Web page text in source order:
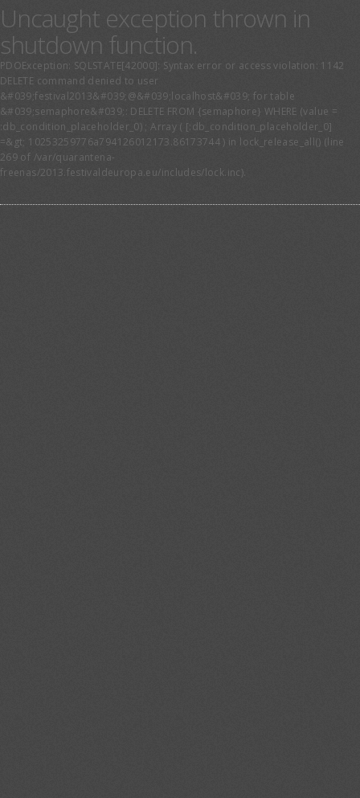
Uncaught exception thrown in
shutdown function.
PDOException: SQLSTATE[42000]: Syntax error or access violation: 1142
DELETE command denied to user
&#039;festival2013&#039;@&#039;localhost&#039; for table
&#039;semaphore&#039;: DELETE FROM {semaphore} WHERE (value =
:db_condition_placeholder_0) ; Array ( [:db_condition_placeholder_0]
=&gt; 10253259776a794126012173.86173744 ) in lock_release_all() (line
269 of /var/quarantena-
freenas/2013.festivaldeuropa.eu/includes/lock.inc).